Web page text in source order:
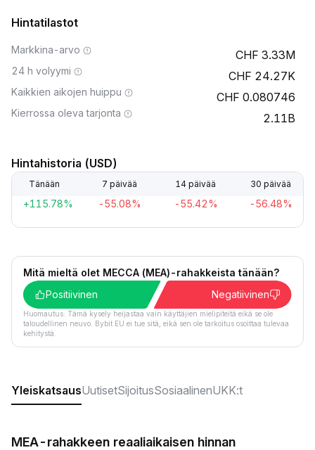
Hintatilastot
Markkina-arvo 3.33M
24 h volyymi 24.27K
Kaikkien aikojen huippu 0.080746
Kierrossa oleva tarjonta 2.11B
Hintahistoria (USD)
Tänään 7 päivää 14 päivää 30 päivää
+115.78% -55.08% -55.42% -56.48%
Mitä mieltä olet MECCA (MEA)-rahakkeista tänään?
Positiivinen
Negatiivinen
Huomautus: Tämä kysely heijastaa vain käyttäjien mielipiteitä eikä se ole
taloudellinen neuvo. Bybit EU ei tue sitä, eikä sen ole tarkoitus osoittaa tulevaa
kehitystä.
YleiskatsausUutisetSijoitusSosiaalinenUKK:t
MEA-rahakkeen reaaliaikaisen hinnan